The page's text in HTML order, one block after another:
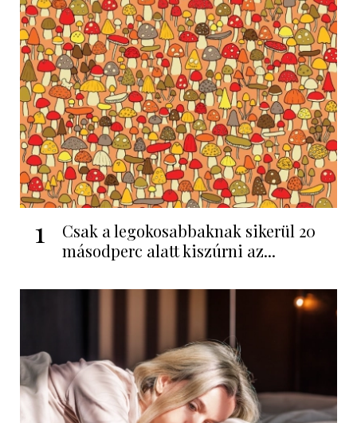
1
Csak a legokosabbaknak sikerül 20
másodperc alatt kiszúrni az...